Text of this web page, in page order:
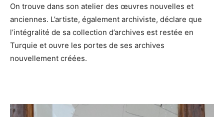
On trouve dans son atelier des œuvres nouvelles et
anciennes. L’artiste, également archiviste, déclare que
l’intégralité de sa collection d’archives est restée en
Turquie et ouvre les portes de ses archives
nouvellement créées.